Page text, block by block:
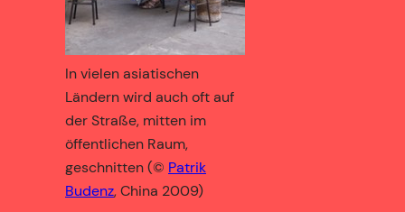
In vielen asiatischen
Ländern wird auch oft auf
der Straße, mitten im
öffentlichen Raum,
geschnitten (© Patrik
Budenz, China 2009)